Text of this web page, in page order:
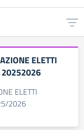
ELETTI
20252026
ELETTI
2026